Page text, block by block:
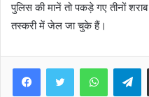
पुलिस की मानें तो पकड़े गए तीनों
तस्करी में जेल जा चुके हैं।
Telegram